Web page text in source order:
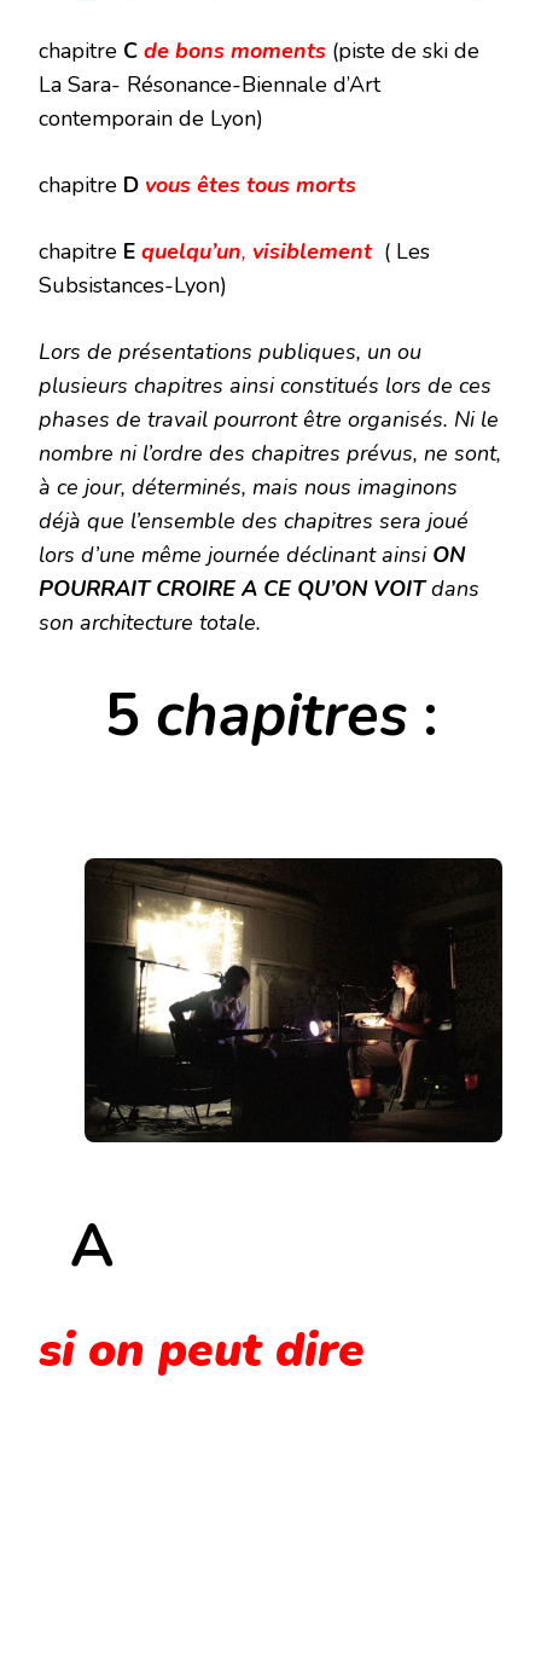
chapitre C de bons moments (piste de ski de
La Sara- Résonance-Biennale d’Art
contemporain de Lyon)
chapitre D vous êtes tous morts
chapitre E quelqu’un, visiblement ( Les
Subsistances-Lyon)
Lors de présentations publiques, un ou
plusieurs chapitres ainsi constitués lors de ces
phases de travail pourront être organisés. Ni le
nombre ni l’ordre des chapitres prévus, ne sont,
à ce jour, déterminés, mais nous imaginons
déjà que l’ensemble des chapitres sera joué
lors d’une même journée déclinant ainsi ON
POURRAIT CROIRE A CE QU’ON VOITdans
son architecture totale.
5 chapitres :
A
si on peut dire